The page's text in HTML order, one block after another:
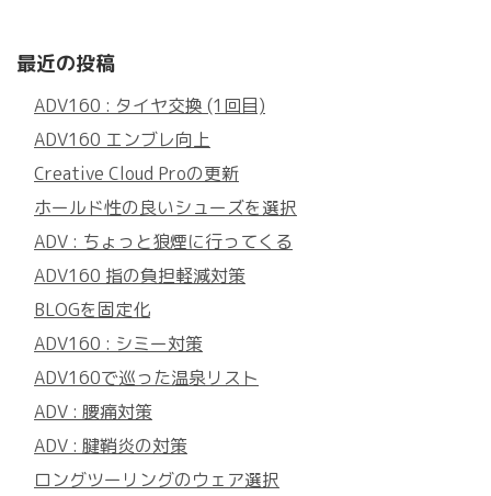
最近の投稿
ADV160 : タイヤ交換 (1回目)
ADV160 エンブレ向上
Creative Cloud Proの更新
ホールド性の良いシューズを選択
ADV : ちょっと狼煙に行ってくる
ADV160 指の負担軽減対策
BLOGを固定化
ADV160 : シミー対策
ADV160で巡った温泉リスト
ADV : 腰痛対策
ADV : 腱鞘炎の対策
ロングツーリングのウェア選択